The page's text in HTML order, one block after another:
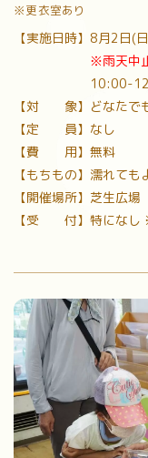
※更衣室あり
【実施日時】8月2日(
※雨天中
10:00-
【対 象】どなたでも
【定 員】なし
【費 用】無料
【もちもの】濡れても
【開催場所】芝生広場
【受 付】特になし